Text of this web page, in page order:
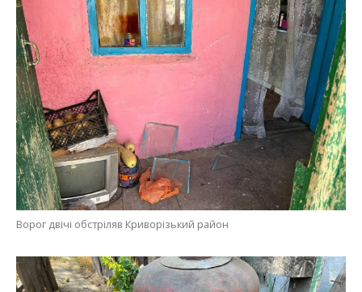
Ворог двічі обстріляв Криворізький район